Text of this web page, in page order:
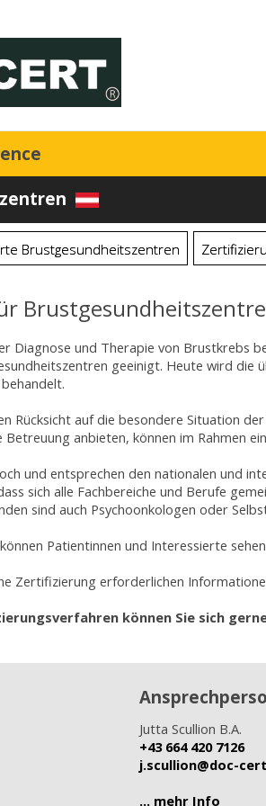
Brustgesundheitszentren
Diagnose und Therapie von Brustkrebs
geeinigt. Heute wird die
Rücksicht auf die besondere Situation
anbieten, können im Rahmen
und entsprechen den nationalen und
sich alle Fachbereiche und Berufe
sind auch Psychoonkologen oder
Patientinnen und Interessierte
Zertifizierung erforderlichen
können Sie sich
Jutta Scullion B.A.
+43 664 420 7126
j.scullion@doc-
... mehr Info